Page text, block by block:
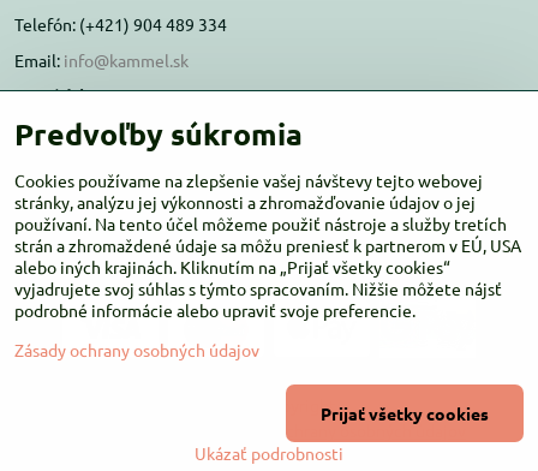
Telefón: (+421) 904 489 334
Email: info@kammel.sk
Prevádzka:
Administratívna budova PD Melčice
Otváracie hodiny:PO-ŠT 8:00 - 16:00
PIA-NE Zatvorené
Copyright
Zásady ochrany osobných údajov
Vytvorené pomocou:BiznisWeb.sk
Predvoľby súkromia
Cookies používame na zlepšenie vašej návštevy tejto webovej
stránky, analýzu jej výkonnosti a zhromažďovanie údajov o jej
používaní. Na tento účel môžeme použiť nástroje a služby tretích
strán a zhromaždené údaje sa môžu preniesť k partnerom v EÚ, USA
alebo iných krajinách. Kliknutím na „Prijať všetky cookies“
vyjadrujete svoj súhlas s týmto spracovaním. Nižšie môžete nájsť
podrobné informácie alebo upraviť svoje preferencie.
Zásady ochrany osobných údajov
Ukázať podrobnosti
Prijať všetky cookies